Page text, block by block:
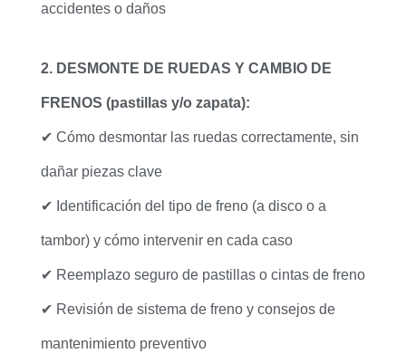
accidentes o daños
2. DESMONTE DE RUEDAS Y CAMBIO DE
FRENOS (pastillas y/o zapata):
✔ Cómo desmontar las ruedas correctamente, sin
dañar piezas clave
✔ Identificación del tipo de freno (a disco o a
tambor) y cómo intervenir en cada caso
✔ Reemplazo seguro de pastillas o cintas de freno
✔ Revisión de sistema de freno y consejos de
mantenimiento preventivo